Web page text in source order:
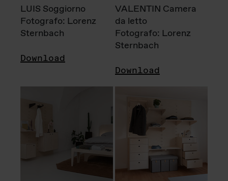
LUIS Soggiorno
Fotografo: Lorenz
Sternbach
Download
VALENTIN Camera
da letto
Fotografo: Lorenz
Sternbach
Download